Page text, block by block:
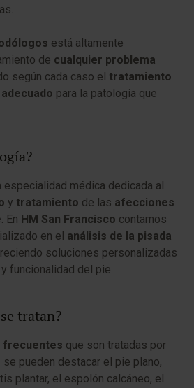
está altamente
de cualquier problema
según cada caso el tratamiento
para la patología que
especialidad médica dedicada al
y tratamiento de las afecciones
. En HM San Francisco contamos
en el análisis de la pisada
soluciones personalizadas
funcionalidad del pie.
tratan?
frecuentes que son tratadas por
se pueden destacar el pie plano,
plantar, el espolón calcáneo, el